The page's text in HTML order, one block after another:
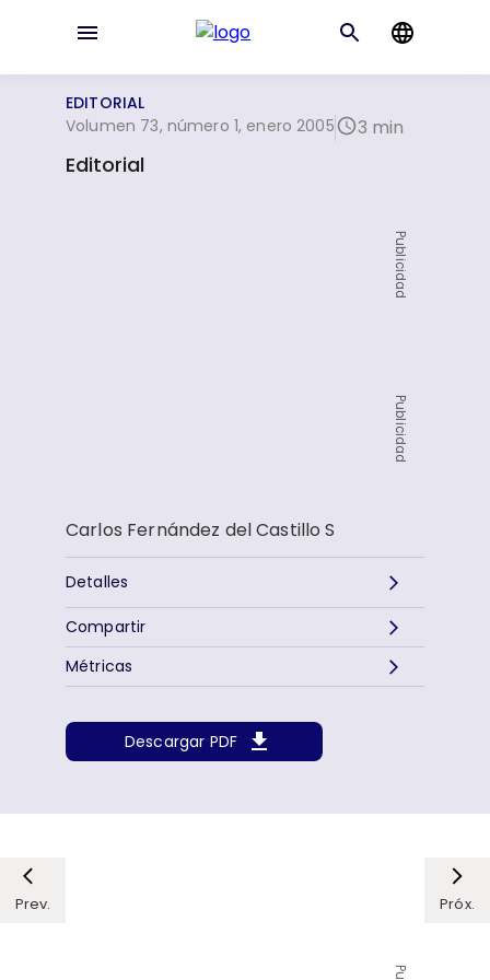
EDITORIAL
Volumen 73, número 1, enero 2005
3 min
Editorial
Publicidad
Publicidad
Carlos Fernández del Castillo S
Detalles
Descargar PDF
Métricas
Compartir
Prev. Próx.